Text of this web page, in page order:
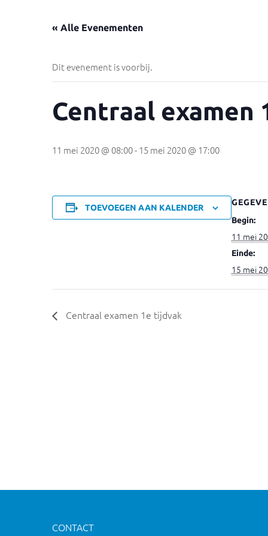
« Alle Evenementen
Dit evenement is voorbij.
Centraal examen
11 mei 2020 @ 08:00-15 mei 2020 @ 17:00
TOEVOEGEN AAN KALENDER
Begin:
11 mei
Einde:
15 mei
Centraal examen 1e tijdvak
CONTACT